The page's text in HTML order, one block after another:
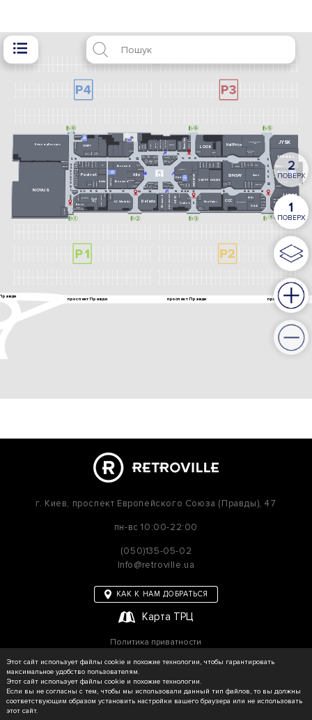
г. Киев, проспект Европейского Союза (Правды), 47
пн-вс 10:00-22:00
(050)135-05-02
Info@retroville.ua
КАК К НАМ ДОБРАТЬСЯ
Карта ТРЦ
Политика приватности
© RETROVILLE, 2026 Все права защищены
Этот сайт использует файлы cookie и похожие технологии, чтобы гарантировать
максимальное удобство пользователям.
Этот сайт использует файлы cookie и похожие технологии.
Если вы не согласны с тем, чтобы мы использовали данный тип файлов, то вы должны
соответствующим образом установить настройки вашего браузера или не использовать
этот сайт.